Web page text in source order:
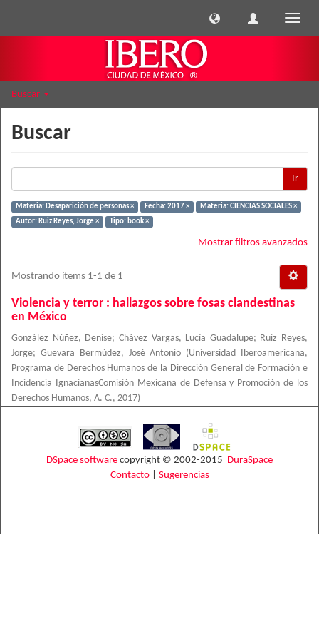
Buscar
Buscar
Ir
Materia: Desaparición de personas × Fecha: 2017 ×
Materia: CIENCIAS SOCIALES ×
Autor: Ruiz Reyes, Jorge ×
Tipo: book ×
Mostrar filtros avanzados
Mostrando ítems 1-1 de 1
Violencia y terror : hallazgos sobre fosas clandestinas
en México
González Núñez, Denise; Chávez Vargas, Lucía Guadalupe;
Ruiz Reyes,
Jorge; Guevara Bermúdez, José Antonio (Universidad Iberoamericana,
Programa de Derechos Humanos de la Dirección General de Formación e
Incidencia IgnacianasComisión Mexicana de Defensa y Promoción de los
Derechos Humanos, A. C., 2017)
DSpace software copyright © 2002-2015 DuraSpace
Contacto| Sugerencias